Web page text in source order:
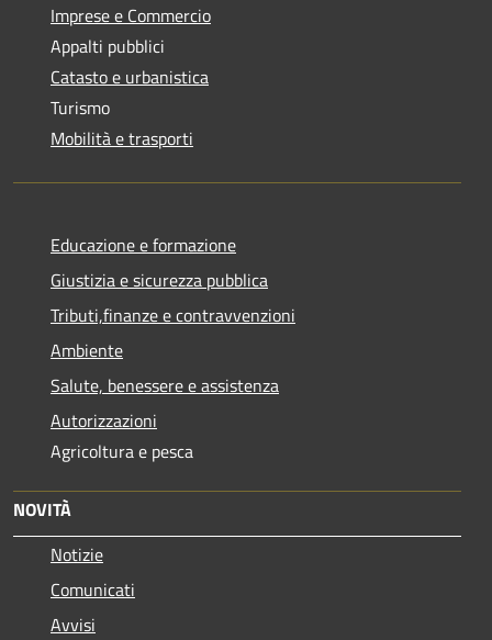
Imprese e Commercio
Appalti pubblici
Catasto e urbanistica
Turismo
Mobilità e trasporti
Educazione e formazione
Giustizia e sicurezza pubblica
Tributi,finanze e contravvenzioni
Ambiente
Salute, benessere e assistenza
Autorizzazioni
Agricoltura e pesca
NOVITÀ
Notizie
Comunicati
Avvisi